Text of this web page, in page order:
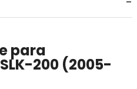
para
200 (2005-